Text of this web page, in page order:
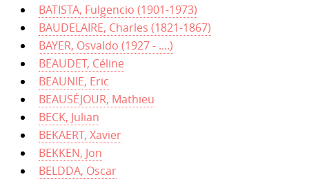
BATISTA, Fulgencio (1901-1973)
BAUDELAIRE, Charles (1821-1867)
BAYER, Osvaldo (1927 - ....)
BEAUDET, Céline
BEAUNIE, Eric
BEAUSÉJOUR, Mathieu
BECK, Julian
BEKAERT, Xavier
BEKKEN, Jon
BELDDA, Oscar